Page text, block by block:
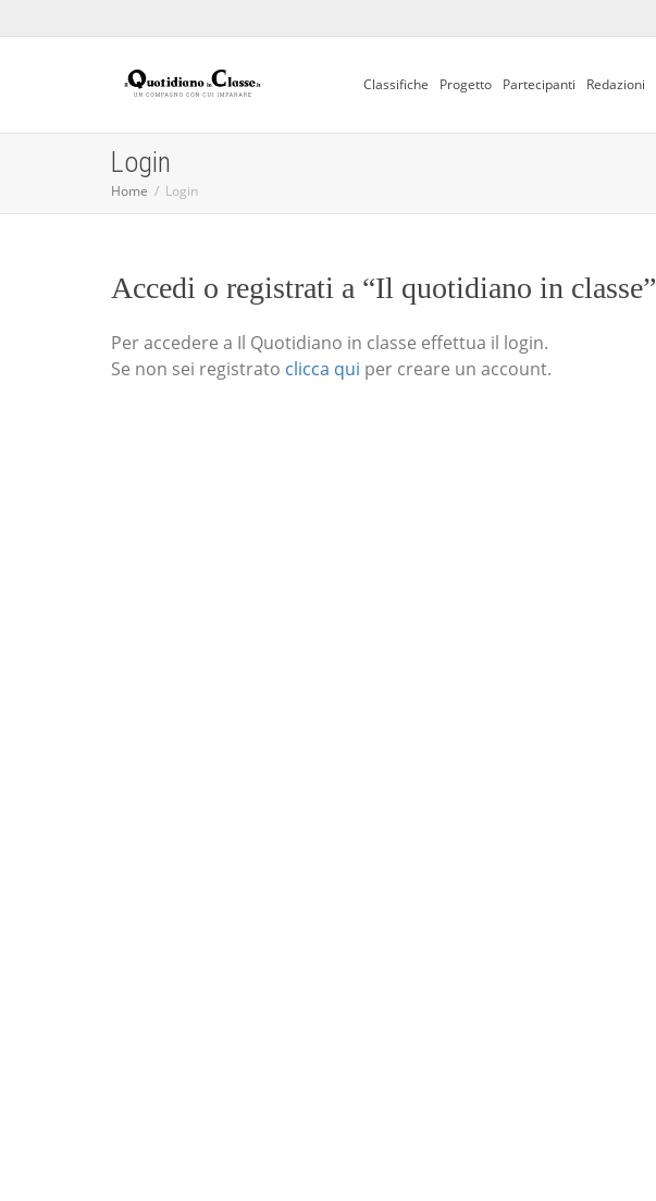
Classifiche Progetto Partecipanti Redazioni
Login
Home Login
Accedi o registrati a “Il quotidiano in classe”
Per accedere a Il Quotidiano in classe effettua il login.
Se non sei registrato clicca qui per creare un account.